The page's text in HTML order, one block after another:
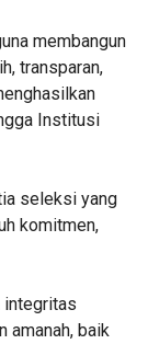
membangun
transparan,
Institusi
seleksi yang
komitmen,
integritas
amanah, baik